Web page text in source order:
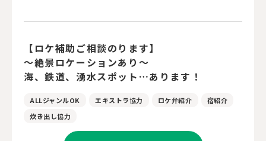
【ロケ補助ご相談のります】
～絶景ロケーションあり～
海、鉄道、湧水スポット…あります！
ALLジャンルOK エキストラ協力 ロケ弁紹介
宿紹介
炊き出し協力